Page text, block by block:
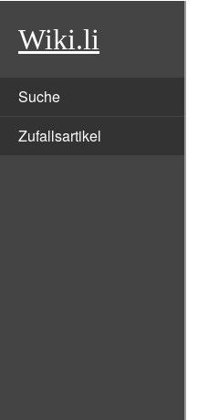
Wiki.li
Suche
Zufallsartikel